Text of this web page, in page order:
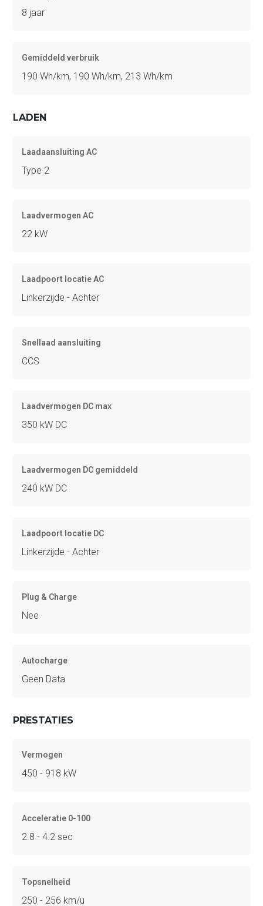
8 jaar
Gemiddeld verbruik
190 Wh/km, 190 Wh/km, 213 Wh/km
LADEN
Laadaansluiting AC
Type 2
Laadvermogen AC
22 kW
Laadpoort locatie AC
Linkerzijde - Achter
Snellaad aansluiting
CCS
Laadvermogen DC max
350 kW DC
Laadvermogen DC gemiddeld
240 kW DC
Laadpoort locatie DC
Linkerzijde - Achter
Plug & Charge
Nee
Autocharge
Geen Data
PRESTATIES
Vermogen
450 - 918 kW
Acceleratie 0-100
2.8 - 4.2 sec
Topsnelheid
250 - 256 km/u